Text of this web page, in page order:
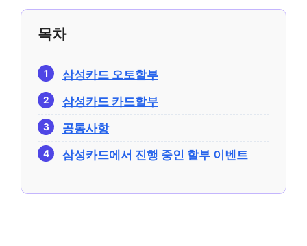
목차
삼성카드 오토할부
삼성카드 카드할부
공통사항
삼성카드에서 진행 중인 할부 이벤트